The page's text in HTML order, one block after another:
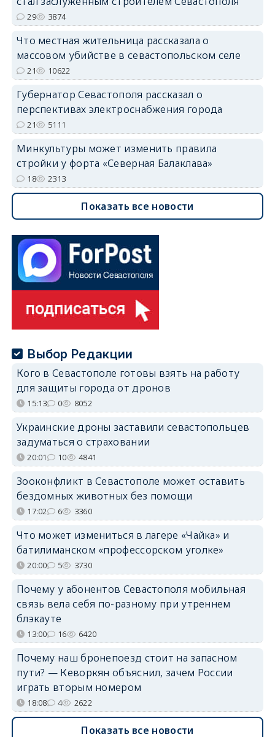
29 3874
Что местная жительница рассказала о
массовом убийстве в севастопольском селе
21 10622
Губернатор Севастополя рассказал о
перспективах электроснабжения города
21 5111
Минкультуры может изменить правила
стройки у форта «Северная Балаклава»
18 2313
Показать все новости
Выбор Редакции
Кого в Севастополе готовы взять на работу
для защиты города от дронов
15:13 0 8052
Украинские дроны заставили севастопольцев
задуматься о страховании
20:01 10 4841
Зооконфликт в Севастополе может оставить
бездомных животных без помощи
17:02 6 3360
Что может измениться в лагере «Чайка» и
батилиманском «профессорском уголке»
20:00 5 3730
Почему у абонентов Севастополя мобильная
связь вела себя по-разному при утреннем
блэкауте
13:00 16 6420
Почему наш бронепоезд стоит на запасном
пути? — Кеворкян объяснил, зачем России
играть вторым номером
18:08 4 2622
Показать все новости